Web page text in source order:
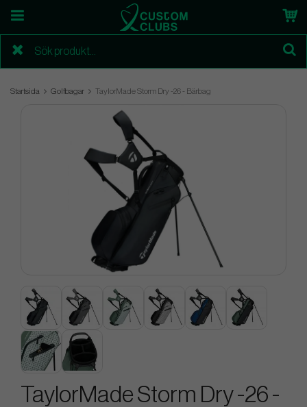
Startsida Golfbagar TaylorMade Storm Dry -26 - Bärbag
TaylorMade Storm Dry -26 -